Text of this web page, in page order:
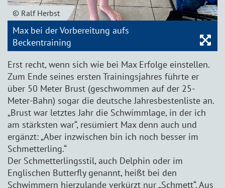
© Ralf Herbst
Max bei der Vorbereitung aufs
Beckentraining
Erst recht, wenn sich wie bei Max Erfolge einstellen.
Zum Ende seines ersten Trainingsjahres führte er
über 50 Meter Brust (geschwommen auf der 25-
Meter-Bahn) sogar die deutsche Jahresbestenliste an.
„Brust war letztes Jahr die Schwimmlage, in der ich
am stärksten war“, resümiert Max denn auch und
ergänzt: „Aber inzwischen bin ich noch besser im
Schmetterling.“
Der Schmetterlingsstil, auch Delphin oder im
Englischen Butterfly genannt, heißt bei den
Schwimmern hierzulande verkürzt nur „Schmett“. Aus